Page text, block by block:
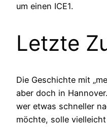
um einen ICE1.
Letzte
Die Geschichte mit
aber doch in
wer etwas schneller
möchte, solle